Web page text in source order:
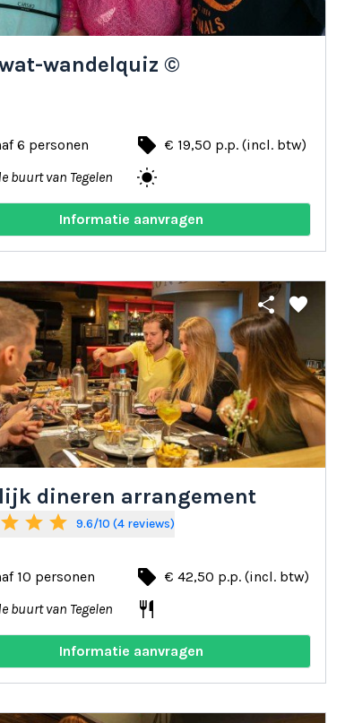
wandelquiz ©
6 personen local_offer € 19,50 p.p. (incl. btw)
buurt van Tegelen wb_sunny
Informatie aanvragen
share favorite
dineren arrangement
star star star 9.6/10 (4 reviews)
10 personen local_offer € 42,50 p.p. (incl. btw)
buurt van Tegelen restaurant
Informatie aanvragen